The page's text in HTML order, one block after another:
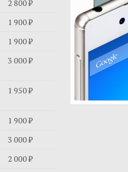
2 800 ₽
1 900 ₽
1 900 ₽
3 000 ₽
1 950 ₽
1 900 ₽
3 000 ₽
2 000 ₽